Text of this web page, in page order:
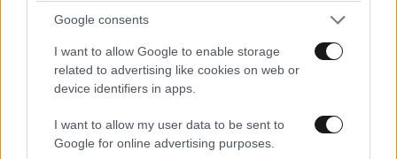
Google consents
I want to allow Google to enable storage
related to advertising like cookies on web or
device identifiers in apps.
I want to allow my user data to be sent to
Google for online advertising purposes.
αναλυτές
ΑΘΛΗΤΙΚΑ